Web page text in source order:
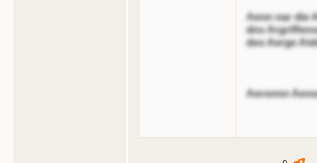
Aenn nar die
dns
deo Aerge
Aeronnn